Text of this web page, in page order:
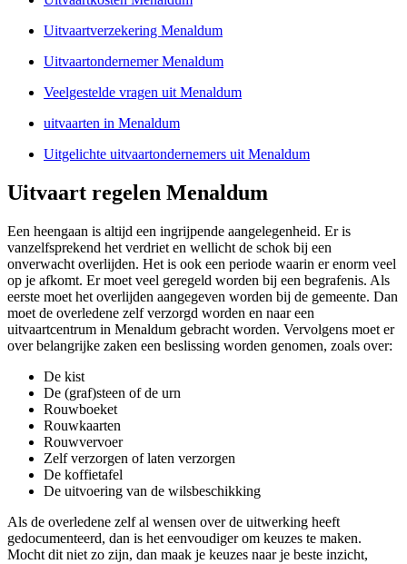
Uitvaartverzekering Menaldum
Uitvaartondernemer Menaldum
Veelgestelde vragen uit Menaldum
uitvaarten in Menaldum
Uitgelichte uitvaartondernemers uit Menaldum
Uitvaart regelen Menaldum
Een heengaan is altijd een ingrijpende aangelegenheid. Er is
vanzelfsprekend het verdriet en wellicht de schok bij een
onverwacht overlijden. Het is ook een periode waarin er enorm veel
op je afkomt. Er moet veel geregeld worden bij een begrafenis. Als
eerste moet het overlijden aangegeven worden bij de gemeente. Dan
moet de overledene zelf verzorgd worden en naar een
uitvaartcentrum in Menaldum gebracht worden. Vervolgens moet er
over belangrijke zaken een beslissing worden genomen, zoals over:
De kist
De (graf)steen of de urn
Rouwboeket
Rouwkaarten
Rouwvervoer
Zelf verzorgen of laten verzorgen
De koffietafel
De uitvoering van de wilsbeschikking
Als de overledene zelf al wensen over de uitwerking heeft
gedocumenteerd, dan is het eenvoudiger om keuzes te maken.
Mocht dit niet zo zijn, dan maak je keuzes naar je beste inzicht,